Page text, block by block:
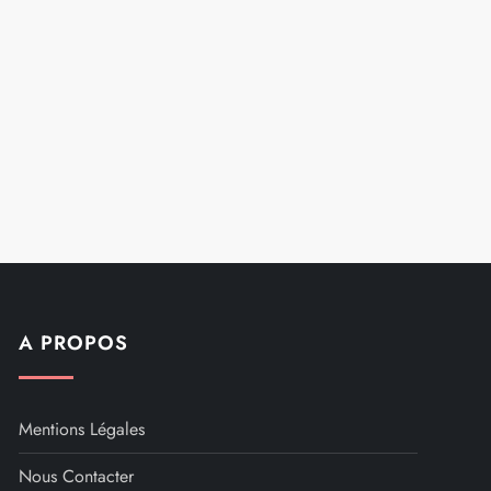
A PROPOS
Mentions Légales
Nous Contacter